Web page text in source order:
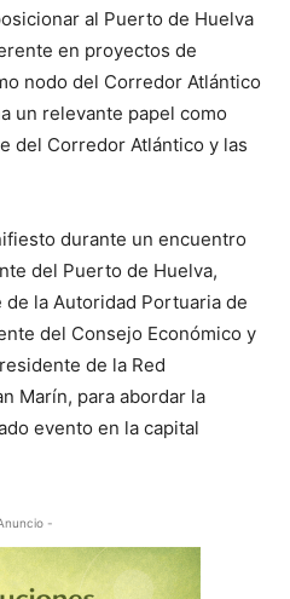
al Puerto de Huelva
en proyectos de
nodo del Corredor Atlántico
un relevante papel como
del Corredor Atlántico y las
durante un encuentro
del Puerto de Huelva,
la Autoridad Portuaria de
del Consejo Económico y
de la Red
Marín, para abordar la
evento en la capital
-